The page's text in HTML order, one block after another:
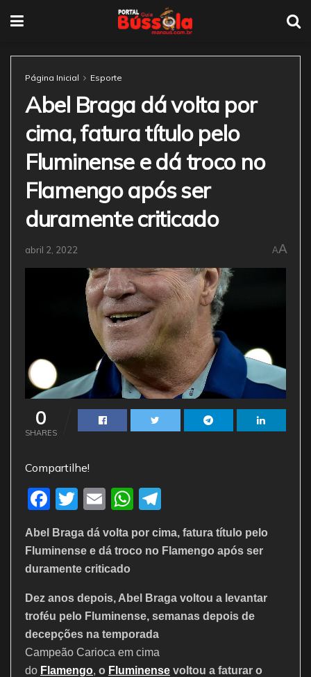
Página Inicial Esporte
Abel Braga dá volta por
cima, fatura título pelo
Fluminense e dá troco no
Flamengo após ser
duramente criticado
abril 2, 2022 AA
0
SHARES
Compartilhe!
F
a
c
e
o
o
k
T
w
itt
er
E
m
ai
l
W
at
A
p
p
e
m
Abel Braga dá volta por cima, fatura título pelo
Fluminense e dá troco no Flamengo após ser
duramente criticado
Dez anos depois, Abel Braga voltou a levantar
troféu pelo Fluminense, semanas depois de
decepções na temporada
Campeão Carioca em cima
do Flamengo, o Fluminense voltou a faturar o